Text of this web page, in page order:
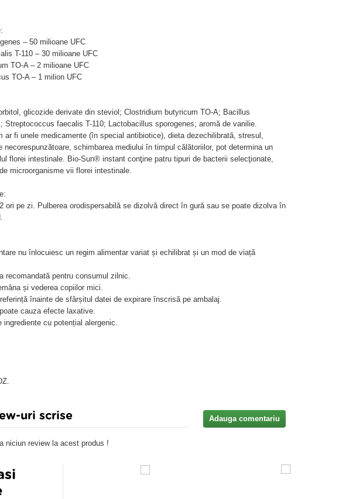
– 50 milioane UFC
T-110 – 30 milioane UFC
TO-A – 2 milioane UFC
TO-A – 1 milion UFC
glicozide derivate din steviol; Clostridium butyricum TO-A; Bacillus
Streptococcus faecalis T-110; Lactobacillus sporogenes; aromă de vanilie.
ar fi unele medicamente (în special antibiotice), dieta dezechilibrată, stresul,
necorespunzătoare, schimbarea mediului în timpul călătoriilor, pot determina un
florei intestinale. Bio-Sun® instant conţine patru tipuri de bacterii selecţionate,
microorganisme vii florei intestinale.
ori pe zi. Pulberea orodispersabilă se dizolvă direct în gură sau se poate dizolva în
nu înlocuiesc un regim alimentar variat și echilibrat și un mod de viață
recomandată pentru consumul zilnic.
și vederea copiilor mici.
înainte de sfârșitul datei de expirare înscrisă pe ambalaj.
cauza efecte laxative.
ingrediente cu potențial alergenic.
uri scrise Adauga comentariu
niciun review la acest produs !